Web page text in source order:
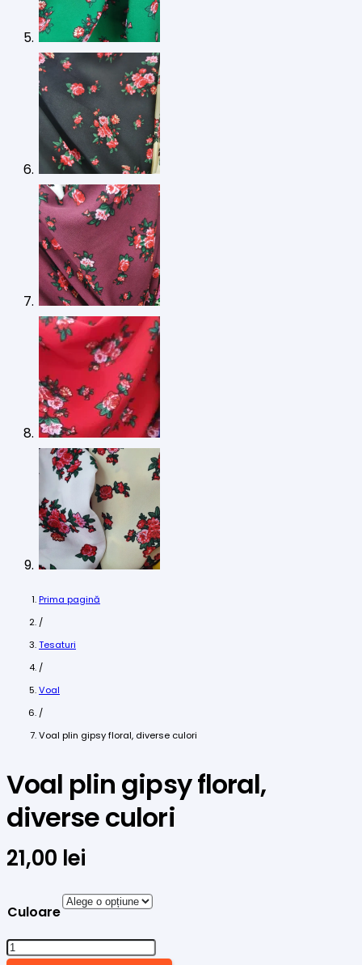
Prima pagină
/
Tesaturi
/
Voal
/
Voal plin gipsy floral, diverse culori
Voal plin gipsy floral,
diverse culori
21,00 lei
Culoare
Cantitate